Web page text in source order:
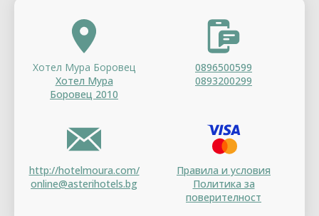
Хотел Мура Боровец
Хотел Мура
Боровец 2010
0896500599
0893200299
http://hotelmoura.com/
online@asterihotels.bg
Правила и условия
Политика за
поверителност